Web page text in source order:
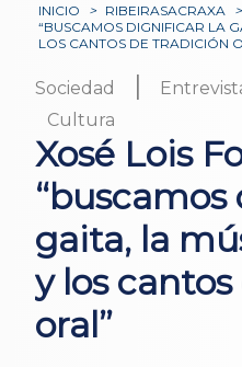
INICIO > RIBEIRASACRAXA >
“BUSCAMOS DIGNIFICAR LA
LOS CANTOS DE TRADICIÓN
Sociedad |
Cultura
Xosé Lois
gaita, la
y los
oral”